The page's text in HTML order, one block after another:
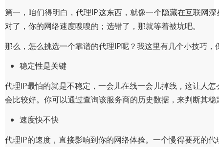
第一，咱们得明白，代理IP这东西，就像一个隐藏在互联网
对了，你的网络速度嗖嗖的；选错了，那就等着被坑吧。
那么，怎么挑选一个靠谱的代理IP呢？我这里有几个小技巧，
稳定性是关键
代理IP最怕的就是不稳定，一会儿在线一会儿掉线，这让人
会比较好。你可以通过查询该服务商的历史数据，来判断其稳
速度快不快
代理IP的速度，直接影响到你的网络体验。一个慢得要死的